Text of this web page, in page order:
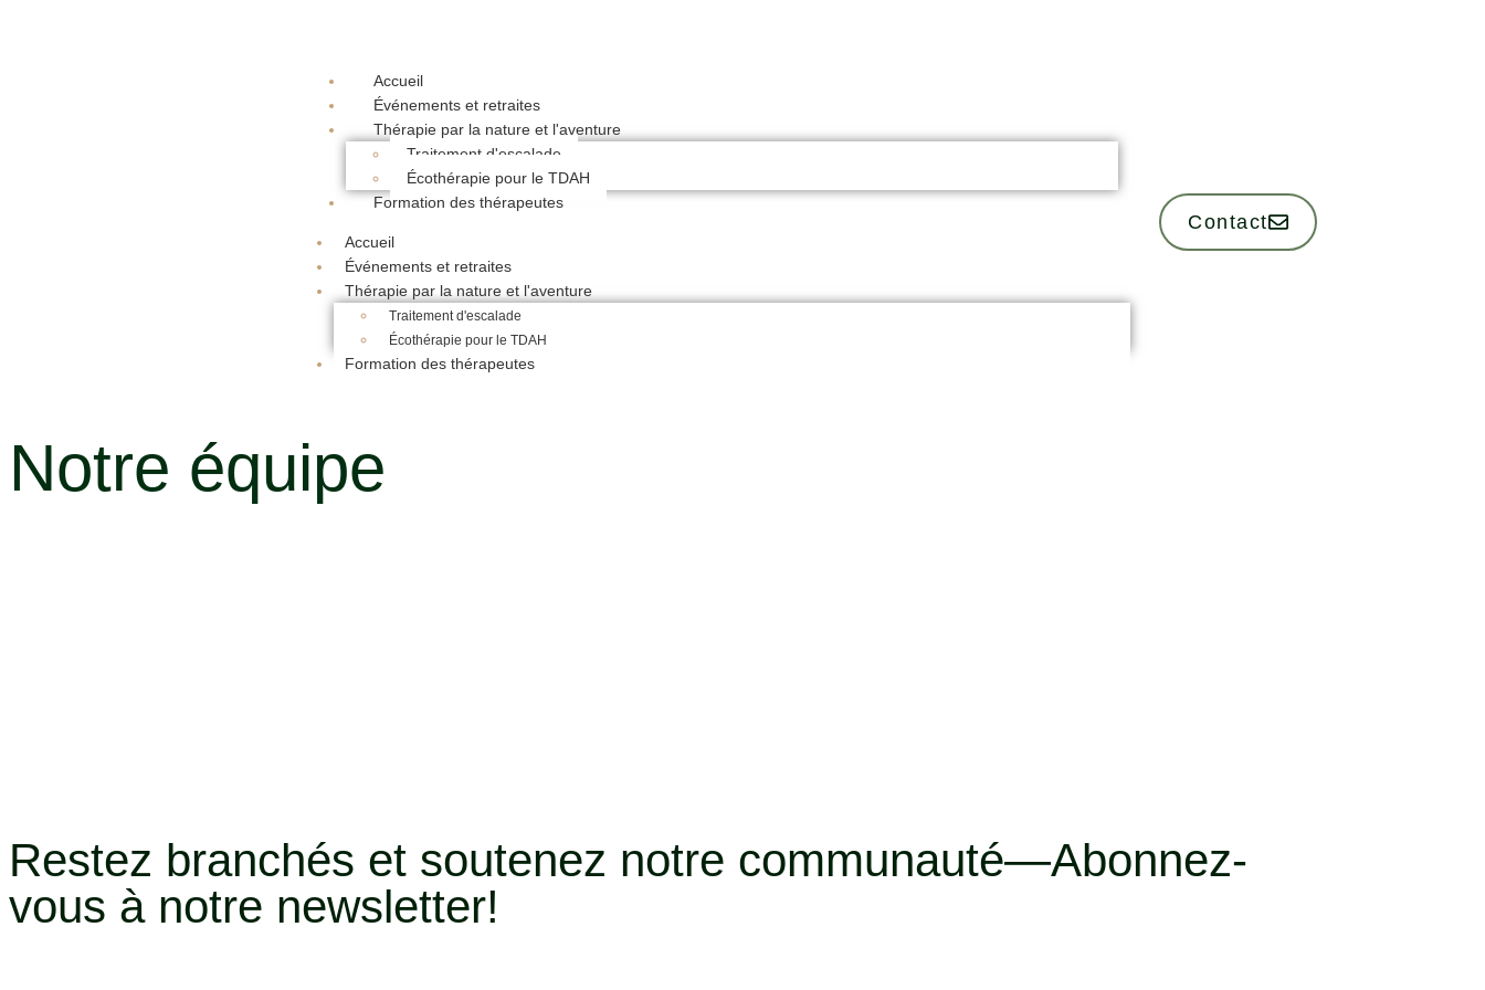
Accueil
Événements et retraites
Thérapie par la nature et l'aventure
Traitement d'escalade
Écothérapie pour le TDAH
Formation des thérapeutes
Accueil
Événements et retraites
Thérapie par la nature et l'aventure
Traitement d'escalade
Écothérapie pour le TDAH
Formation des thérapeutes
Contact
Notre équipe
Restez branchés et soutenez notre communauté—Abonnez-
vous à notre newsletter!